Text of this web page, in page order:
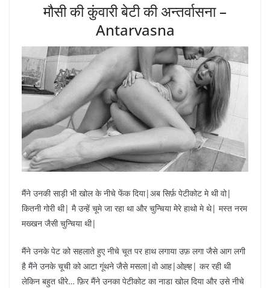
मौसी की कुंवारी बेटी की अन्तर्वासना –
Antarvasna
मैंने उनकी साड़ी भी खोल के नीचे फेंक दिया|अब सिर्फ़ पेटीकोट मे थी वो|
कितनी गोरी थी| मै उन्हें चूमे जा रहा था और चुन्चिया मेरे हाथो मे थे| मस्त नरम
मख्खन जैसी चुन्चिया थी|
मैंने उनके पेट को सहलाते हुए नीचे चूत पर हाथ लगाया उफ़ लगा जैसे आग लगी
है मैंने उनके चूची को आटा गूंथने जैसे मसला|वो आह|ओह्ह| कर रही थी
लेकिन बहुत धीरे… फ़िर मैंने उनका पेटीकोट का नाडा खोल दिया और उसे नीचे